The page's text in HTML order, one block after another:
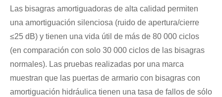
Las bisagras amortiguadoras de alta calidad permiten
una amortiguación silenciosa (ruido de apertura/cierre
≤25 dB) y tienen una vida útil de más de 80 000 ciclos
(en comparación con solo 30 000 ciclos de las bisagras
normales). Las pruebas realizadas por una marca
muestran que las puertas de armario con bisagras con
amortiguación hidráulica tienen una tasa de fallos de sólo